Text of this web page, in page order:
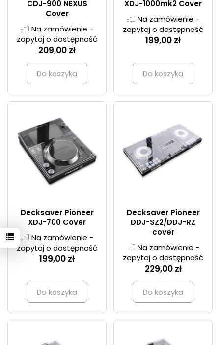
CDJ-900 NEXUS
Cover
Na zamówienie -
zapytaj o dostępność
209,00 zł
Do koszyka
XDJ-1000mk2 Cover
Na zamówienie -
zapytaj o dostępność
199,00 zł
Do koszyka
Decksaver Pioneer
XDJ-700 Cover
Na zamówienie -
zapytaj o dostępność
199,00 zł
Do koszyka
Decksaver Pioneer
DDJ-SZ2/DDJ-RZ
cover
Na zamówienie -
zapytaj o dostępność
229,00 zł
Do koszyka